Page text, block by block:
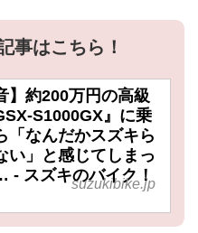
事はこちら！
】約200万円の高級
S1000GX』に乗
「なんだかスズキら
い」と感じてしまっ
スズキのバイク！
suzukibike.jp